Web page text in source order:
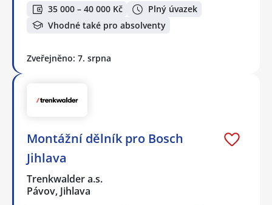
35 000 – 40 000 Kč
Plný úvazek
Vhodné také pro absolventy
Zveřejněno: 7. srpna
Montážní dělník pro Bosch
Jihlava
Trenkwalder a.s.
Pávov, Jihlava